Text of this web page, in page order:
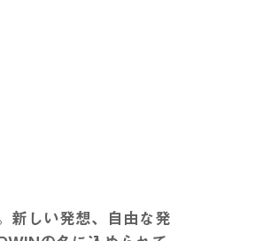
新しい発想、自由な発